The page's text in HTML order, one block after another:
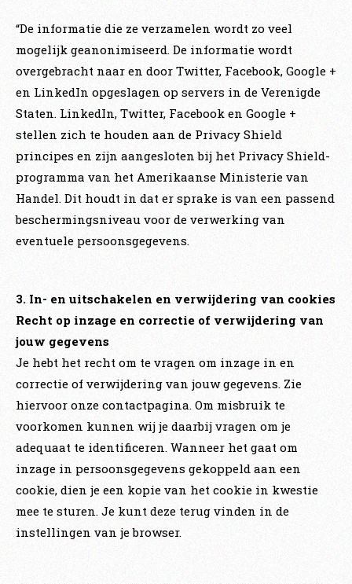
“De informatie die ze verzamelen wordt zo veel
mogelijk geanonimiseerd. De informatie wordt
overgebracht naar en door Twitter, Facebook, Google +
en LinkedIn opgeslagen op servers in de Verenigde
Staten. LinkedIn, Twitter, Facebook en Google +
stellen zich te houden aan de Privacy Shield
principes en zijn aangesloten bij het Privacy Shield-
programma van het Amerikaanse Ministerie van
Handel. Dit houdt in dat er sprake is van een passend
beschermingsniveau voor de verwerking van
eventuele persoonsgegevens.
3. In- en uitschakelen en verwijdering van cookies
Recht op inzage en correctie of verwijdering van
jouw gegevens
Je hebt het recht om te vragen om inzage in en
correctie of verwijdering van jouw gegevens. Zie
hiervoor onze contactpagina. Om misbruik te
voorkomen kunnen wij je daarbij vragen om je
adequaat te identificeren. Wanneer het gaat om
inzage in persoonsgegevens gekoppeld aan een
cookie, dien je een kopie van het cookie in kwestie
mee te sturen. Je kunt deze terug vinden in de
instellingen van je browser.